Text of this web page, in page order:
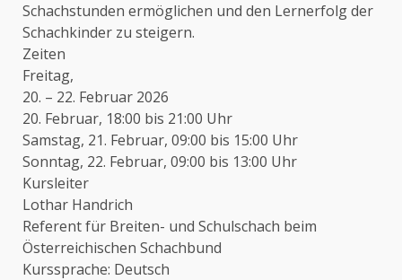
Schachstunden ermöglichen und den Lernerfolg der
Schachkinder zu steigern.
Zeiten
Freitag,
20. – 22. Februar 2026
20. Februar, 18:00 bis 21:00 Uhr
Samstag, 21. Februar, 09:00 bis 15:00 Uhr
Sonntag, 22. Februar, 09:00 bis 13:00 Uhr
Kursleiter
Lothar Handrich
Referent für Breiten- und Schulschach beim
Österreichischen Schachbund
Kurssprache: Deutsch